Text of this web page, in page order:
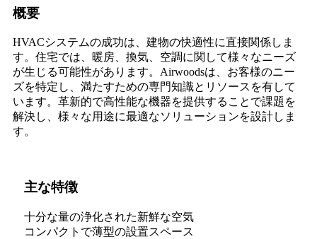
概要
HVACシステムの成功は、建物の快適性に直接関係しま
す。住宅では、暖房、換気、空調に関して様々なニーズ
が生じる可能性があります。Airwoodsは、お客様のニー
ズを特定し、満たすための専門知識とリソースを有して
います。革新的で高性能な機器を提供することで課題を
解決し、様々な用途に最適なソリューションを設計しま
す。
主な特徴
十分な量の浄化された新鮮な空気
コンパクトで薄型の設置スペース